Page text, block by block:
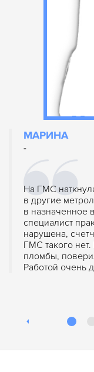
МАРИНА
-
На ГМС
в другие
в назначенное
специалист
нарушена,
ГМС такого
пломбы,
Работой очень